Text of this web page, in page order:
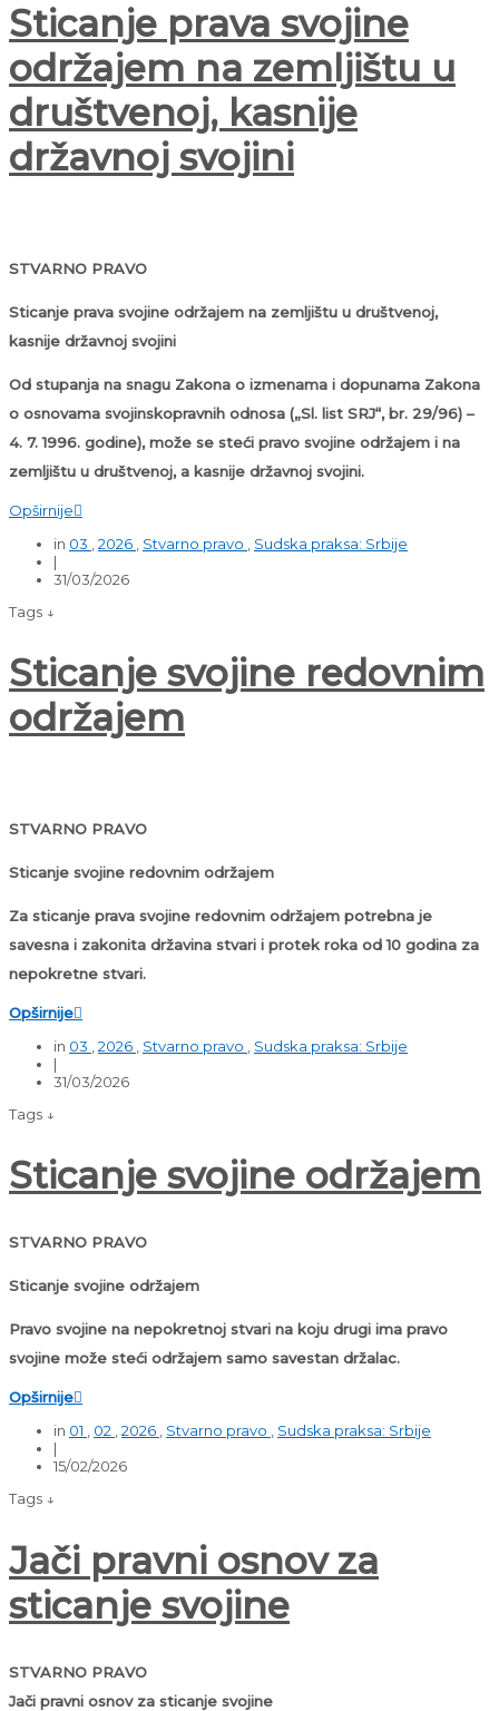
Sticanje prava svojine
održajem na zemljištu u
društvenoj, kasnije
državnoj svojini
STVARNO PRAVO
Sticanje prava svojine održajem na zemljištu u društvenoj,
kasnije državnoj svojini
Od stupanja na snagu Zakona o izmenama i dopunama Zakona
o osnovama svojinskopravnih odnosa („Sl. list SRJ“, br. 29/96) –
4. 7. 1996. godine), može se steći pravo svojine održajem i na
zemljištu u društvenoj, a kasnije državnoj svojini.
Opširnije
in 03 2026 Stvarno pravo
Sudska praksa: Srbije
|
31/03/2026
Tags ↓
Sticanje svojine redovnim
održajem
STVARNO PRAVO
Sticanje svojine redovnim održajem
Za sticanje prava svojine redovnim održajem potrebna je
savesna i zakonita državina stvari i protek roka od 10 godina za
nepokretne stvari.
Opširnije
in 03 2026 Stvarno pravo
Sudska praksa: Srbije
|
31/03/2026
Tags ↓
Sticanje svojine održajem
STVARNO PRAVO
Sticanje svojine održajem
Pravo svojine na nepokretnoj stvari na koju drugi ima pravo
svojine može steći održajem samo savestan držalac.
Opširnije
in 01 , 02 ,2026 , Stvarno pravo , Sudska praksa: Srbije
|
15/02/2026
Tags ↓
Jači pravni osnov za
sticanje svojine
STVARNO PRAVO
Jači pravni osnov za sticanje svojine